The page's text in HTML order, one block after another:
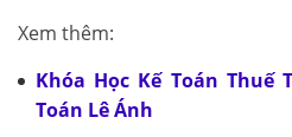
Xem thêm:
Khóa Học Kế Toán Thuế
Toán Lê Ánh